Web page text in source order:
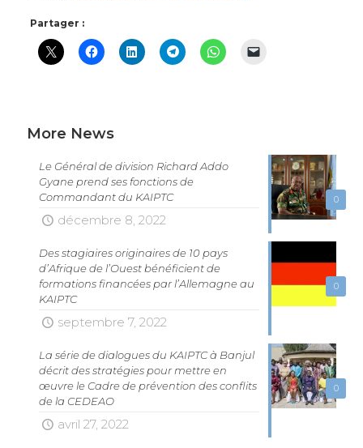
Partager :
More News
0
Le Général de division Richard Addo
Gyane prend ses fonctions de
Commandant du KAIPTC
décembre 8, 2022
0
Des stagiaires originaires de 10 pays
d’Afrique de l’Ouest bénéficient de
formations financées par l’Allemagne au
KAIPTC
septembre 7, 2022
0
La série de dialogues du KAIPTC à Banjul
décrit des stratégies pour mettre en
œuvre le Cadre de prévention des conflits
de la CEDEAO
avril 27, 2022